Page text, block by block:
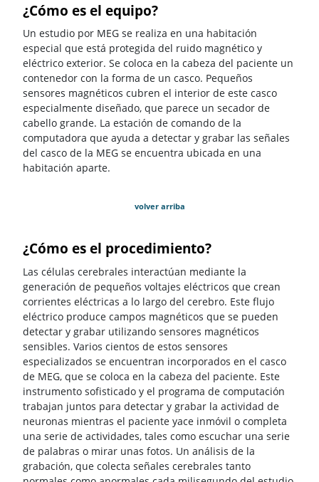
¿Cómo es el equipo?
Un estudio por MEG se realiza en una habitación
especial que está protegida del ruido magnético y
eléctrico exterior. Se coloca en la cabeza del paciente un
contenedor con la forma de un casco. Pequeños
sensores magnéticos cubren el interior de este casco
especialmente diseñado, que parece un secador de
cabello grande. La estación de comando de la
computadora que ayuda a detectar y grabar las señales
del casco de la MEG se encuentra ubicada en una
habitación aparte.
volver arriba
¿Cómo es el procedimiento?
Las células cerebrales interactúan mediante la
generación de pequeños voltajes eléctricos que crean
corrientes eléctricas a lo largo del cerebro. Este flujo
eléctrico produce campos magnéticos que se pueden
detectar y grabar utilizando sensores magnéticos
sensibles. Varios cientos de estos sensores
especializados se encuentran incorporados en el casco
de MEG, que se coloca en la cabeza del paciente. Este
instrumento sofisticado y el programa de computación
trabajan juntos para detectar y grabar la actividad de
neuronas mientras el paciente yace inmóvil o completa
una serie de actividades, tales como escuchar una serie
de palabras o mirar unas fotos. Un análisis de la
grabación, que colecta señales cerebrales tanto